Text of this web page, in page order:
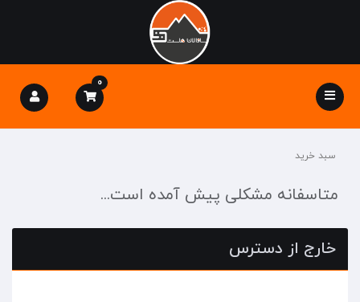
Toggle
navigation
0
سبد خرید
متاسفانه مشکلی پیش آمده است...
خارج از دسترس